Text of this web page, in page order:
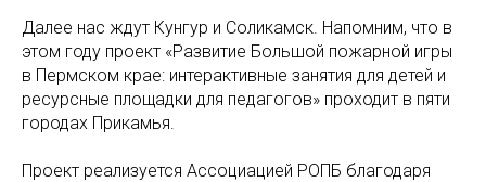
Далее нас ждут Кунгур и Соликамск. Напомним, что в
этом году проект «Развитие Большой пожарной игры
в Пермском крае: интерактивные занятия для детей и
ресурсные площадки для педагогов» проходит в пяти
городах Прикамья.
Проект реализуется Ассоциацией РОПБ благодаря